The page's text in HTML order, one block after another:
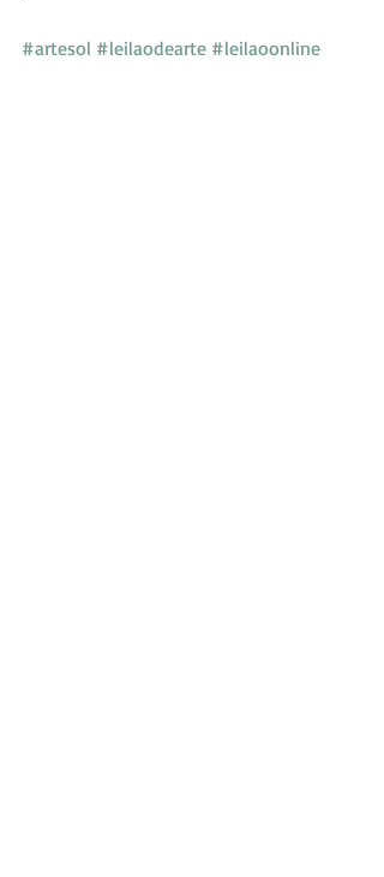
#artesol #leilaodearte #leilaoonline